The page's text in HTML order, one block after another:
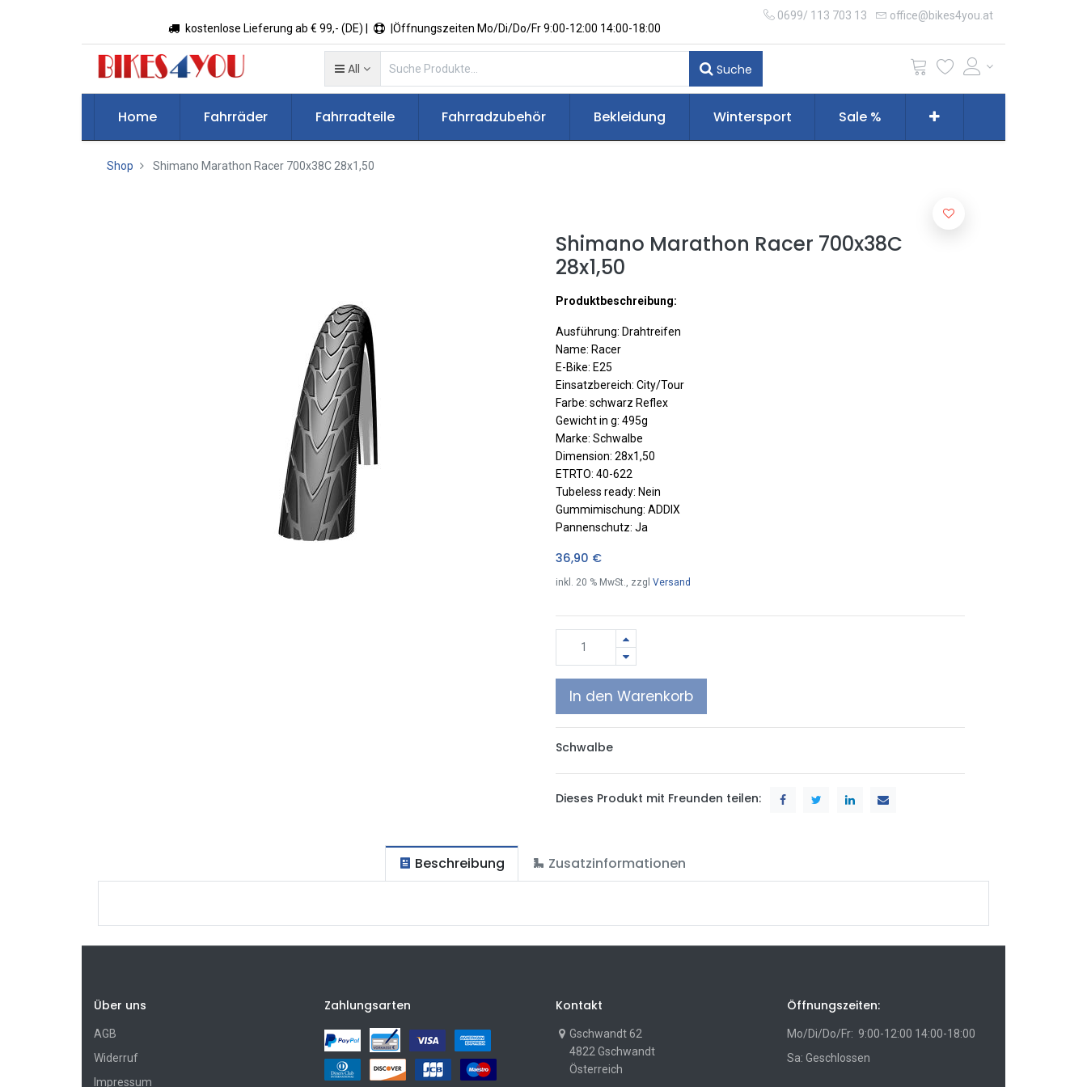
kostenlose Lieferung ab € 99,- (DE) | |Öffnungszeiten Mo/Di/Do/Fr 9:00-12:00 14:00-18:00
0699/ 113 703 13 office@bikes4you.at
All Suche
Home Fahrräder Fahrradteile Fahrradzubehör Bekleidung Wintersport Sale %
Shop Shimano Marathon Racer 700x38C 28x1,50
Shimano Marathon Racer 700x38C
28x1,50
Produktbeschreibung:
Ausführung: Drahtreifen
Name: Racer
E-Bike: E25
Einsatzbereich: City/Tour
Farbe: schwarz Reflex
Gewicht in g: 495g
Marke: Schwalbe
Dimension: 28x1,50
ETRTO: 40-622
Tubeless ready: Nein
Gummimischung: ADDIX
Pannenschutz: Ja
36,90 €
inkl. 20 % MwSt., zzgl Versand
In den Warenkorb
Schwalbe
Dieses Produkt mit Freunden teilen:
Beschreibung Zusatzinformationen
Über uns
AGB
Widerruf
Impressum
Zahlungsarten Kontakt
Gschwandt 62
4822 Gschwandt
Österreich
Öffnungszeiten:
Mo/Di/Do/Fr: 9:00-12:00 14:00-18:00
Sa: Geschlossen